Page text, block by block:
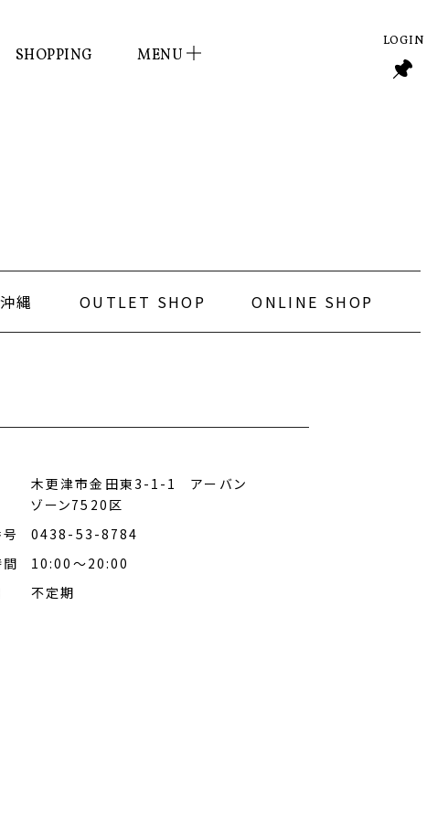
SHOPPING MENU
LOGIN
縄 OUTLET SHOP ONLINE SHOP
木更津市金田東3-1-1 アーバン
ゾーン7520区
0438-53-8784
10:00～20:00
不定期